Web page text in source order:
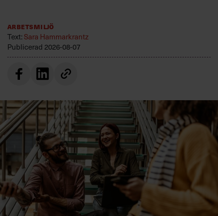
Arbetsmiljö
Text:Sara Hammarkrantz
Publicerad 2026-08-07